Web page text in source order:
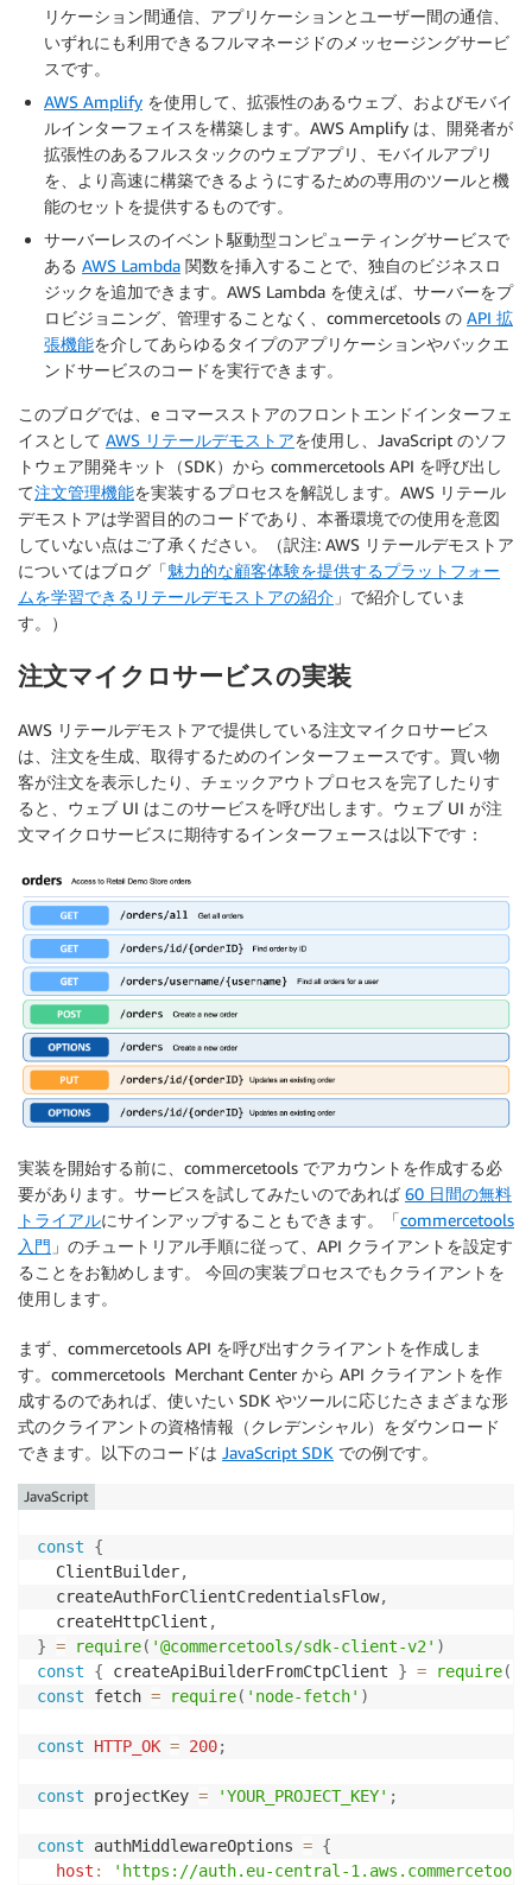
リケーション間通信、アプリケーションとユーザー間の通信、
いずれにも利用できるフルマネージドのメッセージングサービ
スです。
AWS Amplify を使用して、拡張性のあるウェブ、およびモバイ
ルインターフェイスを構築します。AWS Amplify は、開発者が
拡張性のあるフルスタックのウェブアプリ、モバイルアプリ
を、より高速に構築できるようにするための専用のツールと機
能のセットを提供するものです。
サーバーレスのイベント駆動型コンピューティングサービスで
ある AWS Lambda 関数を挿入することで、独自のビジネスロ
ジックを追加できます。AWS Lambda を使えば、サーバーをプ
ロビジョニング、管理することなく、commercetools の API 拡
張機能を介してあらゆるタイプのアプリケーションやバックエ
ンドサービスのコードを実行できます。
このブログでは、e コマースストアのフロントエンドインターフェ
イスとして AWS リテールデモストアを使用し、JavaScript のソフ
トウェア開発キット（SDK）から commercetools API を呼び出し
て注文管理機能を実装するプロセスを解説します。AWS リテール
デモストアは学習目的のコードであり、本番環境での使用を意図
していない点はご了承ください。（訳注: AWS リテールデモストア
についてはブログ「魅力的な顧客体験を提供するプラットフォー
ムを学習できるリテールデモストアの紹介 」で紹介していま
す。）
注文マイクロサービスの実装
AWS リテールデモストアで提供している注文マイクロサービス
は、注文を生成、取得するためのインターフェースです。買い物
客が注文を表示したり、チェックアウトプロセスを完了したりす
ると、ウェブ UI はこのサービスを呼び出します。ウェブ UI が注
文マイクロサービスに期待するインターフェースは以下です：
実装を開始する前に、commercetools でアカウントを作成する必
要があります。サービスを試してみたいのであれば 60 日間の無料
トライアルにサインアップすることもできます。「commercetools
入門 」のチュートリアル手順に従って、API クライアントを設定す
ることをお勧めします。 今回の実装プロセスでもクライアントを
使用します。
まず、commercetools API を呼び出すクライアントを作成しま
す。commercetools Merchant Center から API クライアントを作
成するのであれば、使いたい SDK やツールに応じたさまざまな形
式のクライアントの資格情報（クレデンシャル）をダウンロード
できます。以下のコードは JavaScript SDK での例です。
const
{
  ClientBuilder
,
  createAuthForClientCredentialsFlow
,
  createHttpClient
,
} = require( '@commercetools/sdk-client-v2' )
const
{ createApiBuilderFromCtpClient } = require(
const fetch = require( 'node-fetch' )
const HTTP_OK = 200;
const projectKey = 'YOUR_PROJECT_KEY' ;
const authMiddlewareOptions = {
host :
'https://auth.eu-central-
JavaScript